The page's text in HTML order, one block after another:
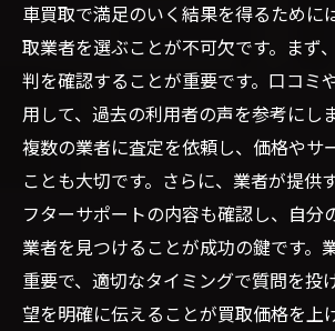
車買取で満足のいく結果を得るために
取業者を選ぶことが不可欠です。まず
判を確認することが重要です。口コミ
用して、過去の利用者の声を参考にし
複数の業者に査定を依頼し、価格やサ
ことも大切です。さらに、業者が提供
フターサポートの内容も確認し、自分
業者を見つけることが成功の鍵です。
重要で、適切なタイミングで質問を投
望を明確に伝えることが買取価格を上